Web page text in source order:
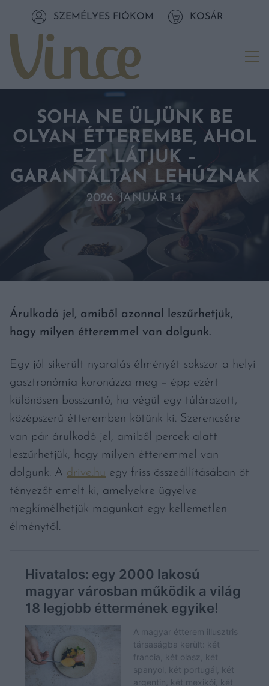
Tovább a tartalomhozSZEMÉLYES FIÓKOM KOSÁR
SOHA NE ÜLJÜNK BE
OLYAN ÉTTEREMBE, AHOL
EZT LÁTJUK –
GARANTÁLTAN LEHÚZNAK
2026. JANUÁR 14.
Árulkodó jel, amiből azonnal leszűrhetjük,
hogy milyen étteremmel van dolgunk.
Egy jól sikerült nyaralás élményét sokszor a helyi
gasztronómia koronázza meg – épp ezért
különösen bosszantó, ha végül egy túlárazott,
középszerű étteremben kötünk ki. Szerencsére
van pár árulkodó jel, amiből percek alatt
leszűrhetjük, hogy milyen étteremmel van
dolgunk. A drive.hu egy friss összeállításában öt
tényezőt emelt ki, amelyekre ügyelve
megkímélhetjük magunkat egy kellemetlen
élménytől.